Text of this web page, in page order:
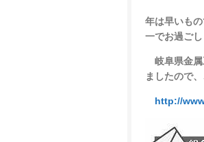
年は早いも
一でお過ごし
岐阜県金属
ましたので
http://